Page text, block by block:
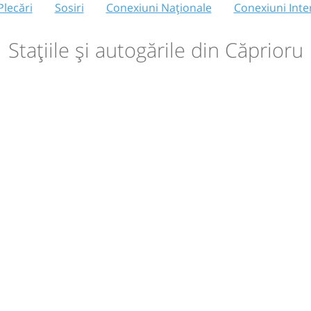
Sosiri Conexiuni Naționale Conexiuni
Stațiile și autogările din Căprioru